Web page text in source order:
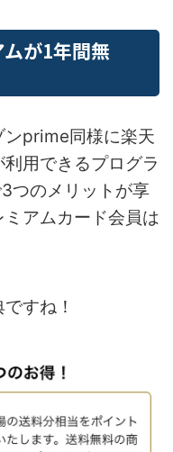
が1年間無
ンprime同様に楽天
用できるプログラ
つのメリットが享
アムカード会員は
すね！